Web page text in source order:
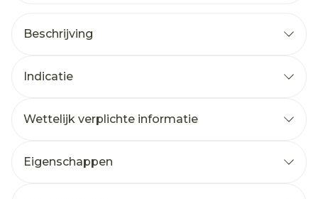
Beschrijving
Indicatie
Wettelijk verplichte informatie
Eigenschappen